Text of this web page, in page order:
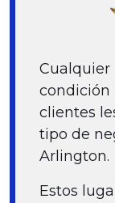
Cualquier
condición
clientes
tipo de
Arlington.
Estos